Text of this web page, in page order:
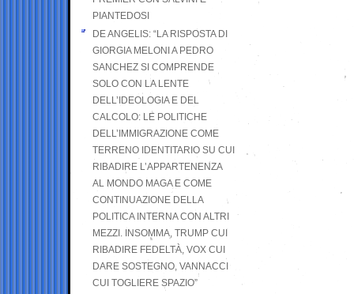
PIANTEDOSI
DE ANGELIS: “LA RISPOSTA DI
GIORGIA MELONI A PEDRO
SANCHEZ SI COMPRENDE
SOLO CON LA LENTE
DELL’IDEOLOGIA E DEL
CALCOLO: LE POLITICHE
DELL’IMMIGRAZIONE COME
TERRENO IDENTITARIO SU CUI
RIBADIRE L’APPARTENENZA
AL MONDO MAGA E COME
CONTINUAZIONE DELLA
POLITICA INTERNA CON ALTRI
MEZZI. INSOMMA, TRUMP CUI
RIBADIRE FEDELTÀ, VOX CUI
DARE SOSTEGNO, VANNACCI
CUI TOGLIERE SPAZIO”